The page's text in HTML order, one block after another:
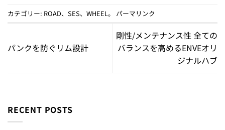
カテゴリー: ROAD、 SES、 WHEEL 。 パーマリンク
パンクを防ぐリム設計
剛性/メンテナンス性 全ての
バランスを高めるENVEオリ
ジナルハブ
RECENT POSTS